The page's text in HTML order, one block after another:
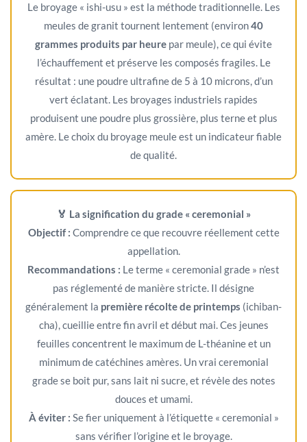
Le broyage « ishi-usu » est la méthode traditionnelle. Les
meules de granit tournent lentement (environ40
grammes produits par heure par meule), ce qui évite
l’échauffement et préserve les composés fragiles. Le
résultat : une poudre ultrafine de 5 à 10 microns, d’un
vert éclatant. Les broyages industriels rapides
produisent une poudre plus grossière, plus terne et plus
amère. Le choix du broyage meule est un indicateur fiable
de qualité.
🏅 La signification du grade « ceremonial »
Objectif : Comprendre ce que recouvre réellement cette
appellation.
Recommandations : Le terme « ceremonial grade » n’est
pas réglementé de manière stricte. Il désigne
généralement la première récolte de printemps (ichiban-
cha), cueillie entre fin avril et début mai. Ces jeunes
feuilles concentrent le maximum de L-théanine et un
minimum de catéchines amères. Un vrai ceremonial
grade se boit pur, sans lait ni sucre, et révèle des notes
douces et umami.
À éviter : Se fier uniquement à l’étiquette « ceremonial »
sans vérifier l’origine et le broyage.